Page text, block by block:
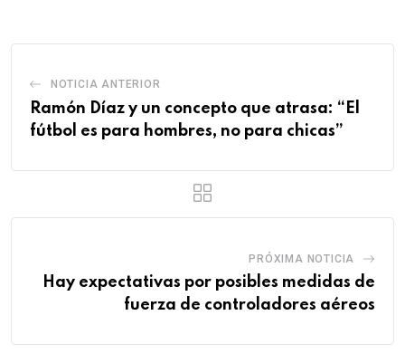
NOTICIA ANTERIOR
Ramón Díaz y un concepto que atrasa: “El
fútbol es para hombres, no para chicas”
PRÓXIMA NOTICIA
Hay expectativas por posibles medidas de
fuerza de controladores aéreos